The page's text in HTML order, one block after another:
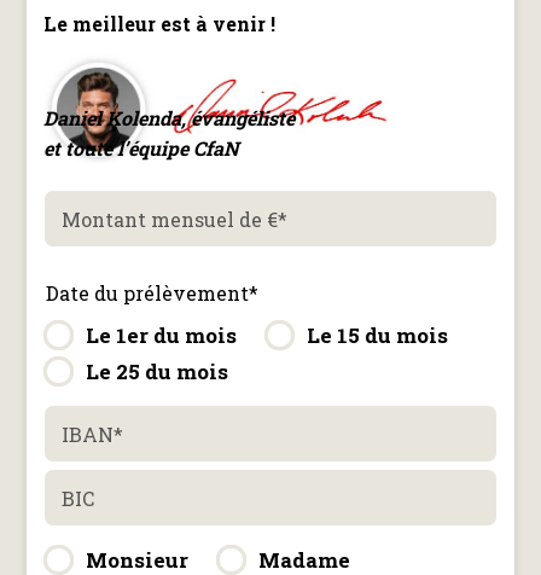
Le meilleur est à venir !
Daniel Kolenda, évangéliste
et toute l’équipe CfaN
Montant mensuel de €*
Date du prélèvement*
Le 1er du mois
Le 15 du mois
Le 25 du mois
IBAN*
BIC
Monsieur Madame